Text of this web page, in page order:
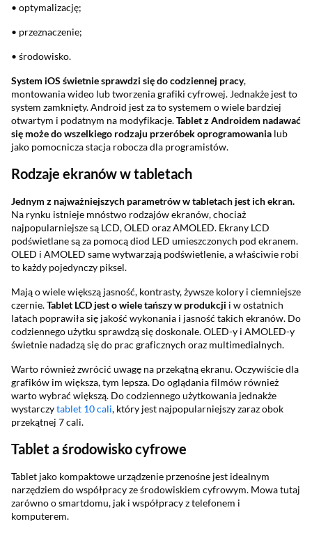
• optymalizację;
• przeznaczenie;
• środowisko.
System iOS świetnie sprawdzi się do codziennej pracy,
montowania wideo lub tworzenia grafiki cyfrowej. Jednakże jest to
system zamknięty. Android jest za to systemem o wiele bardziej
otwartym i podatnym na modyfikacje.Tablet z Androidem nadawać
się może do wszelkiego rodzaju przeróbek oprogramowania lub
jako pomocnicza stacja robocza dla programistów.
Rodzaje ekranów w tabletach
Jednym z najważniejszych parametrów w tabletach jest ich ekran.
Na rynku istnieje mnóstwo rodzajów ekranów, chociaż
najpopularniejsze są LCD, OLED oraz AMOLED. Ekrany LCD
podświetlane są za pomocą diod LED umieszczonych pod ekranem.
OLED i AMOLED same wytwarzają podświetlenie, a właściwie robi
to każdy pojedynczy piksel.
Mają o wiele większą jasność, kontrasty, żywsze kolory i ciemniejsze
czernie.Tablet LCD jest o wiele tańszy w produkcji i w ostatnich
latach poprawiła się jakość wykonania i jasność takich ekranów. Do
codziennego użytku sprawdzą się doskonale. OLED-y i AMOLED-y
świetnie nadadzą się do prac graficznych oraz multimedialnych.
Warto również zwrócić uwagę na przekątną ekranu. Oczywiście dla
grafików im większa, tym lepsza. Do oglądania filmów również
warto wybrać większą. Do codziennego użytkowania jednakże
wystarczytablet 10 cali, który jest najpopularniejszy zaraz obok
przekątnej 7 cali.
Tablet a środowisko cyfrowe
Tablet jako kompaktowe urządzenie przenośne jest idealnym
narzędziem do współpracy ze środowiskiem cyfrowym. Mowa tutaj
zarówno o smartdomu, jak i współpracy z telefonem i
komputerem.